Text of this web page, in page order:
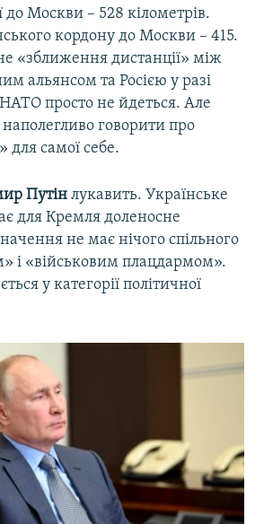
до Москви – 528 кілометрів.
кордону до Москви – 415.
«зближення дистанції» між
альянсом та Росією у разі
просто не йдеться. Але
говорити про
для самої себе.
Путін лукавить. Українське
для Кремля доленосне
не має нічого спільного
і «військовим плацдармом».
у категорії політичної